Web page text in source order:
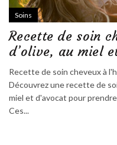
Soins
Recette de soin
d’olive, au miel
Recette de soin cheveux à
Découvrez une recette de
miel et d'avocat pour
Ces...